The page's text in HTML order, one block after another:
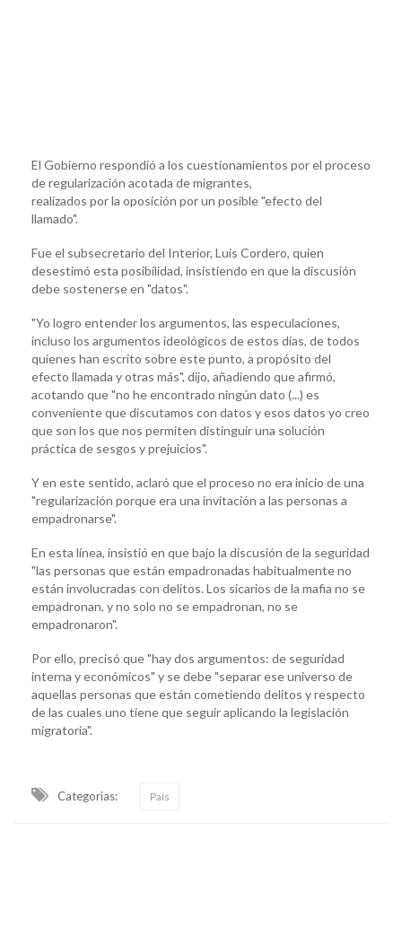
El Gobierno respondió a los cuestionamientos por el proceso
de regularización acotada de migrantes,
realizados por la oposición por un posible "efecto del
llamado".
Fue el subsecretario del Interior, Luis Cordero, quien
desestimó esta posibilidad, insistiendo en que la discusión
debe sostenerse en "datos".
"Yo logro entender los argumentos, las especulaciones,
incluso los argumentos ideológicos de estos días, de todos
quienes han escrito sobre este punto, a propósito del
efecto llamada y otras más", dijo, añadiendo que afirmó,
acotando que "no he encontrado ningún dato (...) es
conveniente que discutamos con datos y esos datos yo creo
que son los que nos permiten distinguir una solución
práctica de sesgos y prejuicios".
Y en este sentido, aclaró que el proceso no era inicio de una
"regularización porque era una invitación a las personas a
empadronarse".
En esta línea, insistió en que bajo la discusión de la seguridad
"las personas que están empadronadas habitualmente no
están involucradas con delitos. Los sicarios de la mafia no se
empadronan, y no solo no se empadronan, no se
empadronaron".
Por ello, precisó que "hay dos argumentos: de seguridad
interna y económicos" y se debe "separar ese universo de
aquellas personas que están cometiendo delitos y respecto
de las cuales uno tiene que seguir aplicando la legislación
migratoria".
Categorias: País